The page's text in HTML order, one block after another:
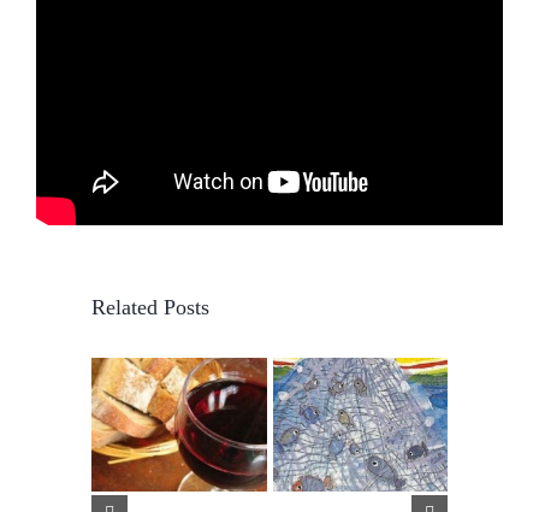
Related Posts